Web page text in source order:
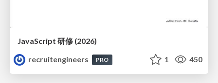
JavaScript 研修 (2026)
recruitengineers
PRO 1 450